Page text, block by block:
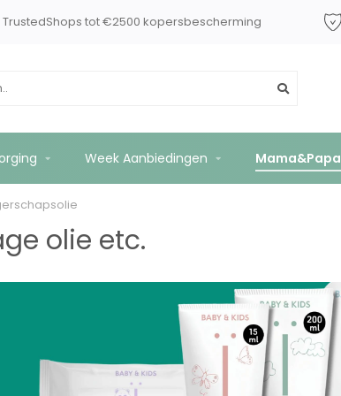
TrustedShops tot €2500 kopersbescherming
Week Aanbiedingen Mama&Papa
olie etc.